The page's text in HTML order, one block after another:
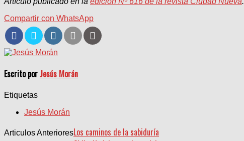
Compartir con WhatsApp
Escrito por Jesús Morán
Etiquetas
Jesús Morán
Articulos AnterioresLos caminos de la sabiduría